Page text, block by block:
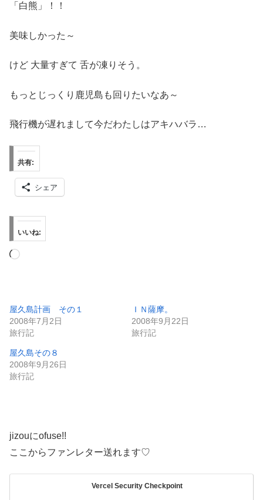
「白熊」！！
美味しかった～
けど 大量すぎて 舌が凍りそう。
もっとじっくり鹿児島も回りたいなあ～
飛行機が遅れまして今だわたしはアキハバラ…
共有:
シェア
いいね:
読
み
中…
屋久島計画 その１
2008年7月2日
旅行記
ＩＮ薩摩。
2008年9月22日
旅行記
屋久島その８
2008年9月26日
旅行記
jizouにofuse!!
ここからファンレター送れます♡
Vercel Security Checkpoint